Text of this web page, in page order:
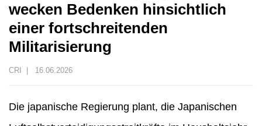
wecken Bedenken hinsichtlich
einer fortschreitenden
Militarisierung
CRI | 16.06.2026
Die japanische Regierung plant, die Japanischen